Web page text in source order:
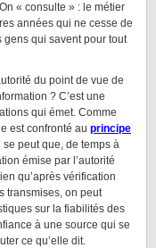
« consulte » : le métier
années qui ne cesse de
qui savent pour tout
du point de vue de
? C’est une
qui émet. Comme
est confronté au principe
se peut que, de temps à
émise par l’autorité
qu’après vérification
transmises, on peut
sur la fiabilités des
à une source qui se
ce qu’elle dit.